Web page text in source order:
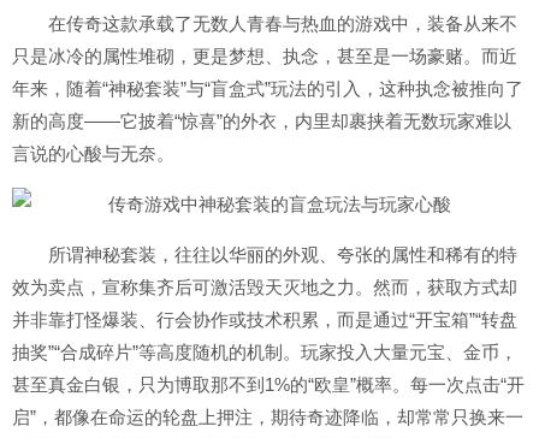
在传奇这款承载了无数人青春与热血的游戏中，装备从来不
只是冰冷的属性堆砌，更是梦想、执念，甚至是一场豪赌。而近
年来，随着“神秘套装”与“盲盒式”玩法的引入，这种执念被推向了
新的高度——它披着“惊喜”的外衣，内里却裹挟着无数玩家难以
言说的心酸与无奈。
所谓神秘套装，往往以华丽的外观、夸张的属性和稀有的特
效为卖点，宣称集齐后可激活毁天灭地之力。然而，获取方式却
并非靠打怪爆装、行会协作或技术积累，而是通过“开宝箱”“转盘
抽奖”“合成碎片”等高度随机的机制。玩家投入大量元宝、金币，
甚至真金白银，只为博取那不到1%的“欧皇”概率。每一次点击“开
启”，都像在命运的轮盘上押注，期待奇迹降临，却常常只换来一